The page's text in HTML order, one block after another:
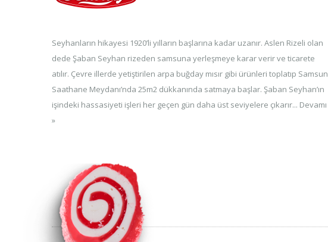
Seyhanların hikayesi 1920’li yılların başlarına kadar uzanır. Aslen Rizeli olan
dede Şaban Seyhan rizeden samsuna yerleşmeye karar verir ve ticarete
atılır. Çevre illerde yetiştirilen arpa buğday mısır gibi ürünleri toplatıp Samsun
Saathane Meydanı’nda 25m2 dükkanında satmaya başlar. Şaban Seyhan’ın
işindeki hassasiyeti işleri her geçen gün daha üst seviyelere çıkarır... Devamı
»